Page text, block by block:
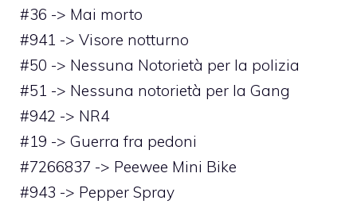
#36 -> Mai morto
#941 -> Visore notturno
#50 -> Nessuna Notorietà per la polizia
#51 -> Nessuna notorietà per la Gang
#942 -> NR4
#19 -> Guerra fra pedoni
#7266837 -> Peewee Mini Bike
#943 -> Pepper Spray